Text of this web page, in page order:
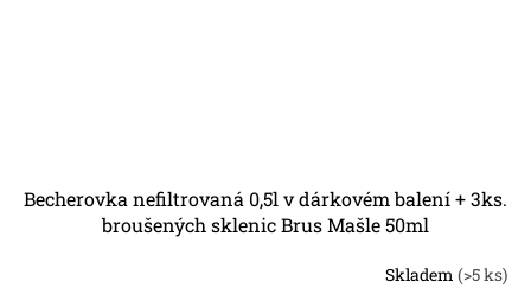
Becherovka nefiltrovaná 0,5l v dárkovém balení + 3ks.
broušených sklenic Brus Mašle 50ml
Skladem (>5 ks)